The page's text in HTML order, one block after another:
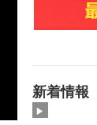
新着情報